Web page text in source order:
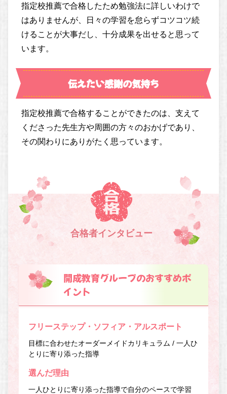
指定校推薦で合格したため勉強法に詳しいわけで
はありませんが、日々の学習を怠らずコツコツ続
けることが大事だし、十分成果を出せると思って
います。
伝えたい感謝の気持ち
指定校推薦で合格することができたのは、支えて
くださった先生方や周囲の方々のおかげであり、
その関わりにありがたく思っています。
合格者インタビュー
開成教育グループのおすすめポ
イント
フリーステップ・ソフィア・アルスポート
目標に合わせたオーダーメイドカリキュラム / 一人ひ
とりに寄り添った指導
選んだ理由
一人ひとりに寄り添った指導で自分のペースで学習